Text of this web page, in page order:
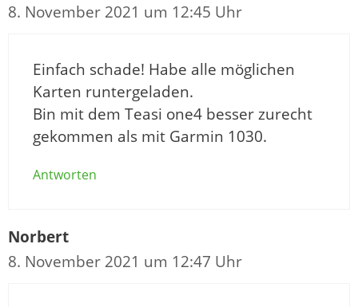
8. November 2021 um 12:45 Uhr
Einfach schade! Habe alle möglichen
Karten runtergeladen.
Bin mit dem Teasi one4 besser zurecht
gekommen als mit Garmin 1030.
Antworten
Norbert
8. November 2021 um 12:47 Uhr